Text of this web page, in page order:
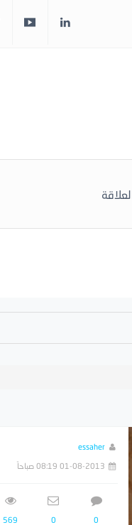
essaher
01-08-2013 08:19 صباحاً
0
0
569